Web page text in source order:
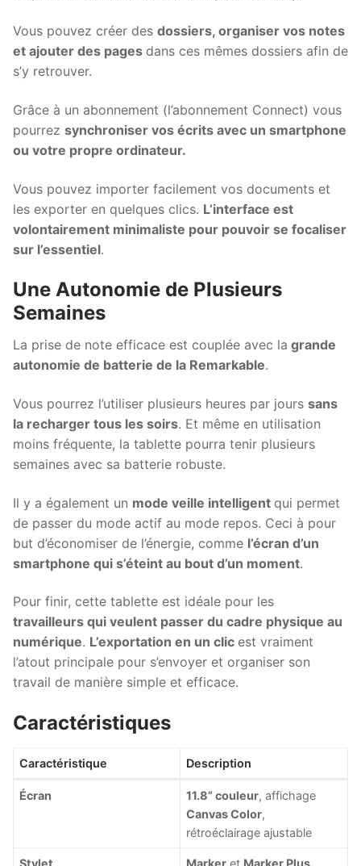
Vous pouvez créer des dossiers, organiser vos notes
et ajouter des pages dans ces mêmes dossiers afin de
s’y retrouver.
Grâce à un abonnement (l’abonnement Connect) vous
pourrez synchroniser vos écrits avec un smartphone
ou votre propre ordinateur.
Vous pouvez importer facilement vos documents et
les exporter en quelques clics. L’interface est
volontairement minimaliste pour pouvoir se focaliser
sur l’essentiel.
Une Autonomie de Plusieurs
Semaines
La prise de note efficace est couplée avec la grande
autonomie de batterie de la Remarkable.
Vous pourrez l’utiliser plusieurs heures par jours sans
la recharger tous les soirs. Et même en utilisation
moins fréquente, la tablette pourra tenir plusieurs
semaines avec sa batterie robuste.
Il y a également un mode veille intelligent qui permet
de passer du mode actif au mode repos. Ceci à pour
but d’économiser de l’énergie, comme l’écran d’un
smartphone qui s’éteint au bout d’un moment.
Pour finir, cette tablette est idéale pour les
travailleurs qui veulent passer du cadre physique au
numérique. L’exportation en un clic est vraiment
l’atout principale pour s’envoyer et organiser son
travail de manière simple et efficace.
Caractéristiques
Caractéristique Description
Écran 11.8” couleur, affichage
Canvas Color,
rétroéclairage ajustable
Stylet Marker et Marker Plus